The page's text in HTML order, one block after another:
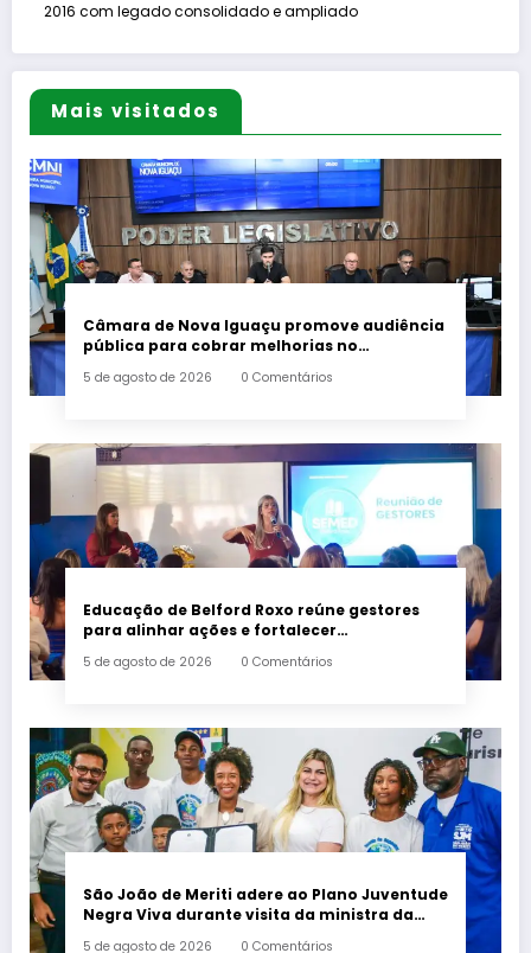
2016 com legado consolidado e ampliado
Mais visitados
Câmara de Nova Iguaçu promove audiência
pública para cobrar melhorias no
5 de agosto de 2026 0 Comentários
Educação de Belford Roxo reúne gestores
para alinhar ações e fortalecer
5 de agosto de 2026 0 Comentários
São João de Meriti adere ao Plano Juventude
Negra Viva durante visita da ministra da
5 de agosto de 2026 0 Comentários